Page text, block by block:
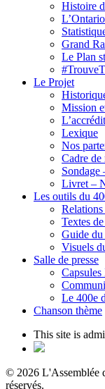
Histoire
Grand
Le Plan
Le Projet
Mission
Lexique
Nos
Cadre de
Sondage
Livret –
Les outils du
Relations
Textes
Guide du
Visuels
Salle de presse
Le 400e
Chanson thème
This site is
© 2026 L'Assemblée
réservés.